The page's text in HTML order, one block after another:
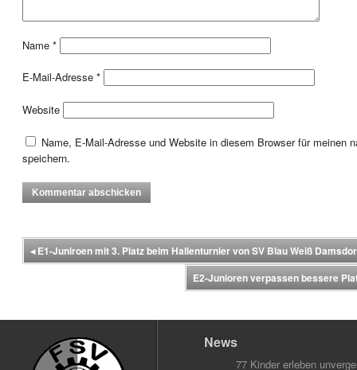
Name *
E-Mail-Adresse *
Website
Name, E-Mail-Adresse und Website in diesem Browser für meinen
speichern.
◂E1-Juniroen mit 3. Platz beim Hallenturnier von SV Blau Weiß
E2-Junioren verpassen bessere
News
77 Kinder erleben